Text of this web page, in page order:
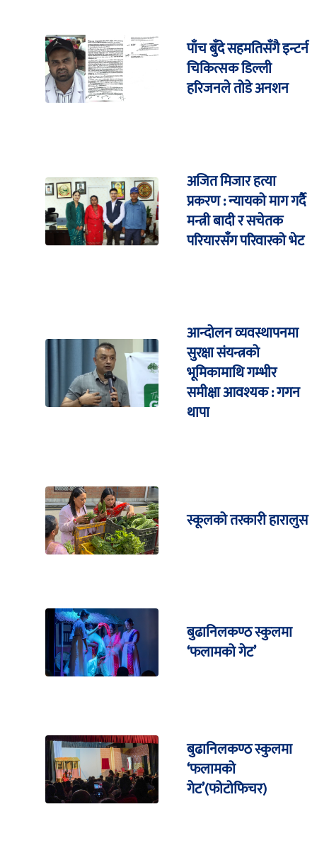
पाँच बुँदे सहमतिसँगै इन्टर्न
चिकित्सक डिल्ली
हरिजनले तोडे अनशन
अजित मिजार हत्या
प्रकरण : न्यायको माग गर्दै
मन्त्री बादी र सचेतक
परियारसँग परिवारको भेट
आन्दोलन व्यवस्थापनमा
सुरक्षा संयन्त्रको
भूमिकामाथि गम्भीर
समीक्षा आवश्यक : गगन
थापा
स्कूलको तरकारी हारालुस
बुढानिलकण्ठ स्कुलमा
‘फलामको गेट’
बुढानिलकण्ठ स्कुलमा
‘फलामको
गेट’(फोटोफिचर)